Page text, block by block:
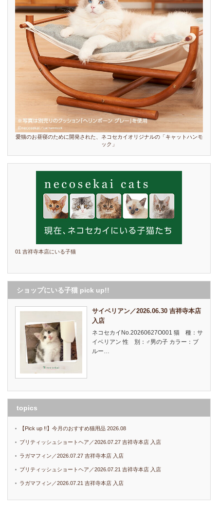
愛猫のお昼寝のために開発された、ネコセカイオリジナルの「キャットハンモ
ック」
01 吉祥寺本店にいる子猫
ショップにいる子猫 pick up!!
サイベリアン／2026.06.30 吉祥寺本店
入店
ネコセカイNo.20260627O001 猫 種：サ
イベリアン 性 別：♂男の子 カラー：ブ
ルー…
topics
【Pick up !!】今月のおすすめ猫用品 2026.08
ブリティッシュショートヘア／2026.07.27 吉祥寺本店 入店
ラガマフィン／2026.07.27 吉祥寺本店 入店
ブリティッシュショートヘア／2026.07.21 吉祥寺本店 入店
ラガマフィン／2026.07.21 吉祥寺本店 入店